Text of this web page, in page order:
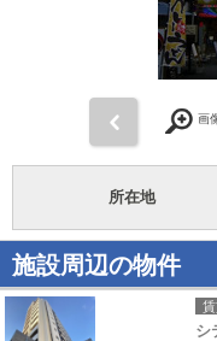
画
所在地
施設周辺の物件
シ